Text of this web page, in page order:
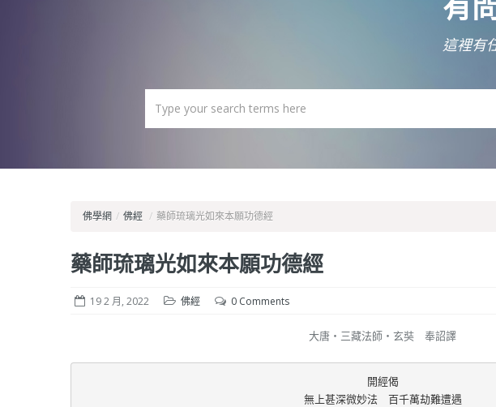
這裡有
佛學網 / 佛經 / 藥師琉璃光如來本願功德經
藥師琉璃光如來本願功德經
19 2 月, 2022 佛經 0 Comments
大唐‧三藏法師‧玄奘 奉詔譯
開經偈
無上甚深微妙法　百千萬劫難遭遇